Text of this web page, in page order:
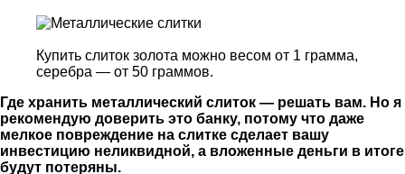
Купить слиток золота можно весом от 1 грамма,
серебра — от 50 граммов.
Где хранить металлический слиток — решать вам. Но я
рекомендую доверить это банку, потому что даже
мелкое повреждение на слитке сделает вашу
инвестицию неликвидной, а вложенные деньги в итоге
будут потеряны.